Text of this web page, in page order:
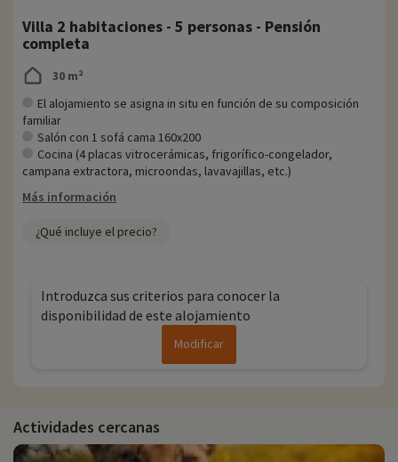
Villa 2 habitaciones - 5 personas - Pensión
completa
30 m²
El alojamiento se asigna in situ en función de su composición
familiar
Salón con 1 sofá cama 160x200
Cocina (4 placas vitrocerámicas, frigorífico-congelador,
campana extractora, microondas, lavavajillas, etc.)
Más información
¿Qué incluye el precio?
Introduzca sus criterios para conocer la
disponibilidad de este alojamiento
Modificar
Actividades cercanas